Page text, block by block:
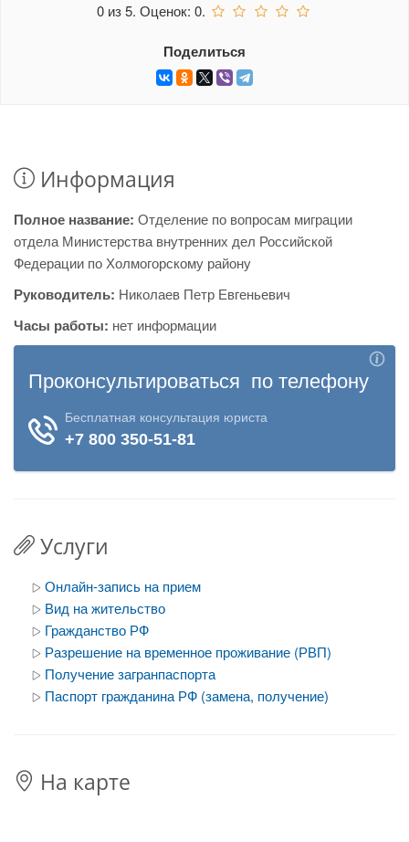
0 из5. Оценок:0.
Поделиться
Информация
Полное название: Отделение по вопросам миграции
отдела Министерства внутренних дел Российской
Федерации по Холмогорскому району
Руководитель: Николаев Петр Евгеньевич
Часы работы: нет информации
Услуги
Онлайн-запись на прием
Вид на жительство
Гражданство РФ
Разрешение на временное проживание (РВП)
Получение загранпаспорта
Паспорт гражданина РФ (замена, получение)
На карте